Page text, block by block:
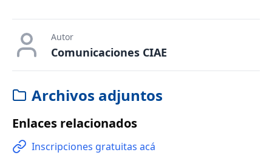
Autor
Comunicaciones CIAE
Archivos adjuntos
Enlaces relacionados
Inscripciones gratuitas acá